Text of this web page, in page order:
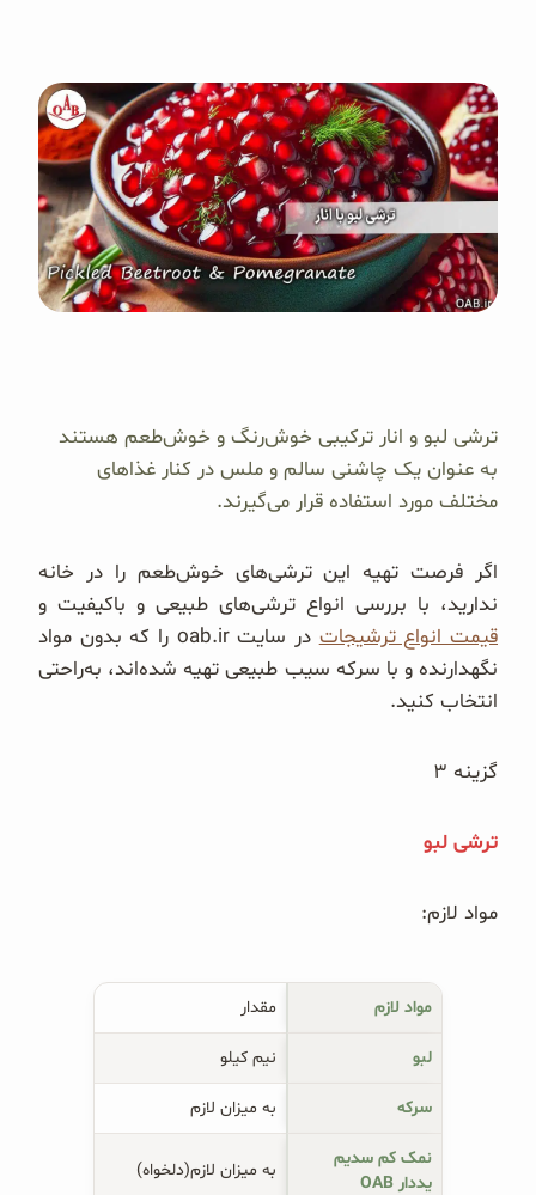
ترشی لبو و انار ترکیبی خوش‌رنگ و خوش‌طعم هستند
به عنوان یک چاشنی سالم و ملس در کنار غذاهای
مختلف مورد استفاده قرار می‌گیرند.
اگر فرصت تهیه این ترشی‌های خوش‌طعم را در خانه
ندارید، با بررسی انواع ترشی‌های طبیعی و باکیفیت و
قیمت انواع ترشیجات
در سایت oab.ir را که بدون مواد
نگهدارنده و با سرکه سیب طبیعی تهیه شده‌اند، به‌راحتی
انتخاب کنید.
گزینه ۳
ترشی لبو
مواد لازم:
مواد لازم مقدار
لبو نیم کیلو
سرکه به میزان لازم
نمک کم سدیم
یددار OAB
به میزان لازم(دلخواه)